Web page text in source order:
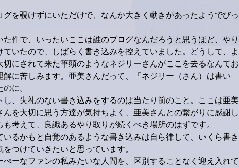
を覗けずにいただけで、なんか大きく動きがあったようでびっ
件で、いったいここは誰のブログなんだろうと思うほど、やり
いたので、しばらく書き込みを控えていました。どうして、よ
にされて来た筆頭のようなネジリーさんがここを去るなんてお
に苦しみます。亜美さんだって、「ネジリー（さん）は書い
に。
、失礼のない書き込みをするのは当たり前のこと。ここは亜美
を大切に思う方達が気持ちよく、亜美さんとの繋がりに感謝し
考えて、良識あるやり取りが続くべき場所のはずです。
るかもと自覚のあるような書き込みは自ら律して、いくら書き
つけていきたいと思っています。
ーなファンの私みたいな人間を、区別することなく迎え入れて